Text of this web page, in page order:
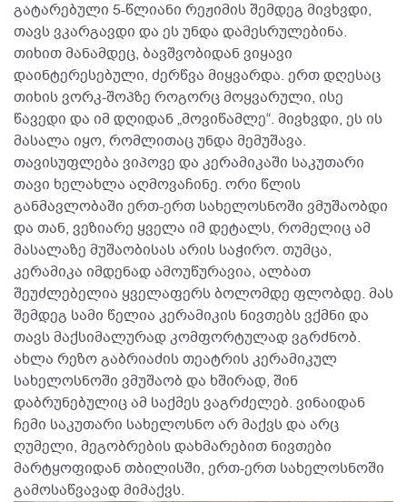
გატარებული 5-წლიანი რეჟიმის შემდეგ მივხვდი,
თავს ვკარგავდი და ეს უნდა დამესრულებინა.
თიხით მანამდეც, ბავშვობიდან ვიყავი
დაინტერესებული, ძერწვა მიყვარდა. ერთ დღესაც
თიხის ვორკ-შოპზე როგორც მოყვარული, ისე
წავედი და იმ დღიდან „მოვიწამლე“. მივხვდი, ეს ის
მასალა იყო, რომლითაც უნდა მემუშავა.
თავისუფლება ვიპოვე და კერამიკაში საკუთარი
თავი ხელახლა აღმოვაჩინე. ორი წლის
განმავლობაში ერთ-ერთ სახელოსნოში ვმუშაობდი
და თან, ვეზიარე ყველა იმ დეტალს, რომელიც ამ
მასალაზე მუშაობისას არის საჭირო. თუმცა,
კერამიკა იმდენად ამოუწურავია, ალბათ
შეუძლებელია ყველაფერს ბოლომდე ფლობდე. მას
შემდეგ სამი წელია კერამიკის ნივთებს ვქმნი და
თავს მაქსიმალურად კომფორტულად ვგრძნობ.
ახლა რეზო გაბრიაძის თეატრის კერამიკულ
სახელოსნოში ვმუშაობ და ხშირად, შინ
დაბრუნებულიც ამ საქმეს ვაგრძელებ. ვინაიდან
ჩემი საკუთარი სახელოსნო არ მაქვს და არც
ღუმელი, მეგობრების დახმარებით ნივთები
მარტყოფიდან თბილისში, ერთ-ერთ სახელოსნოში
გამოსაწვავად მიმაქვს.